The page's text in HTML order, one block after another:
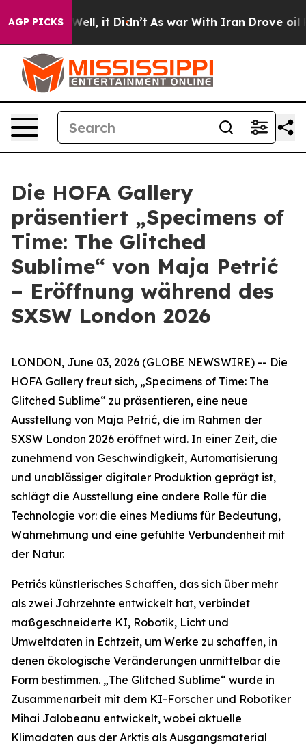
AGP PICKS
40%. Well, it Didn’t As war With Iran Drove oil
Die HOFA Gallery
präsentiert „Specimens of
Time: The Glitched
Sublime“ von Maja Petrić
– Eröffnung während des
SXSW London 2026
LONDON, June 03, 2026 (GLOBE NEWSWIRE) -- Die
HOFA Gallery freut sich, „Specimens of Time: The
Glitched Sublime“ zu präsentieren, eine neue
Ausstellung von Maja Petrić, die im Rahmen der
SXSW London 2026 eröffnet wird. In einer Zeit, die
zunehmend von Geschwindigkeit, Automatisierung
und unablässiger digitaler Produktion geprägt ist,
schlägt die Ausstellung eine andere Rolle für die
Technologie vor: die eines Mediums für Bedeutung,
Wahrnehmung und eine gefühlte Verbundenheit mit
der Natur.
Petrićs künstlerisches Schaffen, das sich über mehr
als zwei Jahrzehnte entwickelt hat, verbindet
maßgeschneiderte KI, Robotik, Licht und
Umweltdaten in Echtzeit, um Werke zu schaffen, in
denen ökologische Veränderungen unmittelbar die
Form bestimmen. „The Glitched Sublime“ wurde in
Zusammenarbeit mit dem KI-Forscher und Robotiker
Mihai Jalobeanu entwickelt, wobei aktuelle
Klimadaten aus der Arktis als Ausgangsmaterial